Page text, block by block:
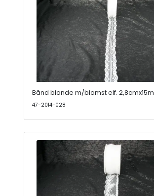
Bånd blonde m/blomst elf. 2,8cmx15m
47-2014-028